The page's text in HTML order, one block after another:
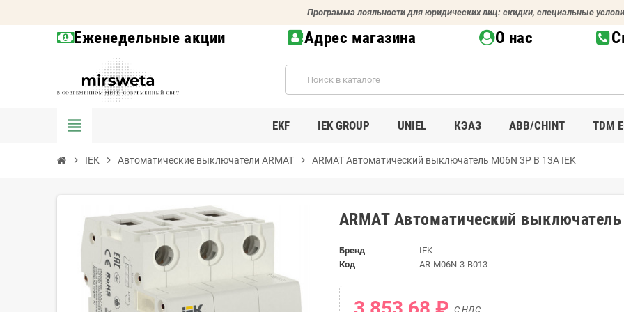
Программа лояльности для юридических лиц: скидки, специальные
Еженедельные акции Адрес магазина О нас
view_headline EKF IEK GROUP UNIEL КЭАЗ ABB/CHINT TDM
chevron_right IEK chevron_right Автоматические выключатели ARMAT chevron_right ARMAT Автоматический выключатель M06N 3P B 13А IEK
ARMAT Автоматический
Бренд
IEK
Код
AR-M06N-3-B013
С НДС